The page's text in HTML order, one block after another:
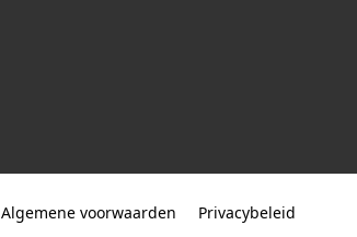
Algemene voorwaarden Privacybeleid